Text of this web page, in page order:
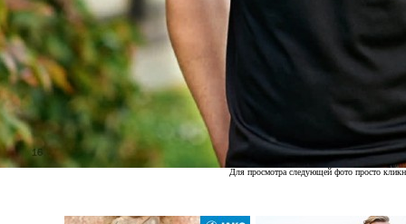
Для просмотра следующей фото просто